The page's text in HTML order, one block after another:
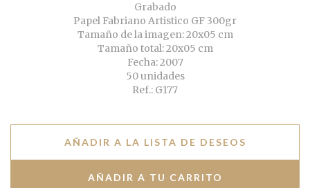
Grabado
Papel Fabriano Artistico GF 300gr
Tamaño de la imagen: 20x05 cm
Tamaño total: 20x05 cm
Fecha: 2007
50 unidades
Ref.: G177
AÑADIR A LA LISTA DE DESEOS